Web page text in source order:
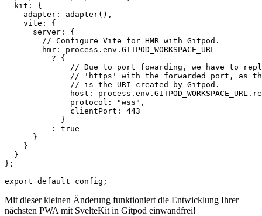
/** @type {import('@sveltejs/kit').Config} */
const config = {
  preprocess: preprocess(),
  kit: {
    adapter: adapter(),
    vite: {
      server: {
        // Configure Vite for HMR with Gitpod.
        hmr: process.env.GITPOD_WORKSPACE_URL
// Due to port fowarding, we have to
// 'https' with the forwarded port, as
              // is the URI created by Gitpod.
host:
              protocol: "wss",
              clientPort: 443
            }
          : true
      }
  }